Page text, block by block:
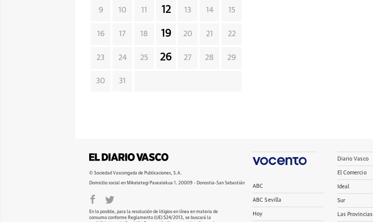
9 10 11 12 13 14 15
16 17 18 19 20 21 22
23 24 25 26 27 28 29
30 31
© Sociedad Vascongada de Publicaciones, S.A.
Domicilio social en Mikeletegi Pasealekua 1. 20009 - Donostia-San Sebastián
En lo posible, para la resolución de litigios en línea en materia de
consumo conforme Reglamento (UE) 524/2013, se buscará la
ABC
ABC Sevilla
Hoy
Diario Vasco
El Comercio
Ideal
Sur
Las Provincias